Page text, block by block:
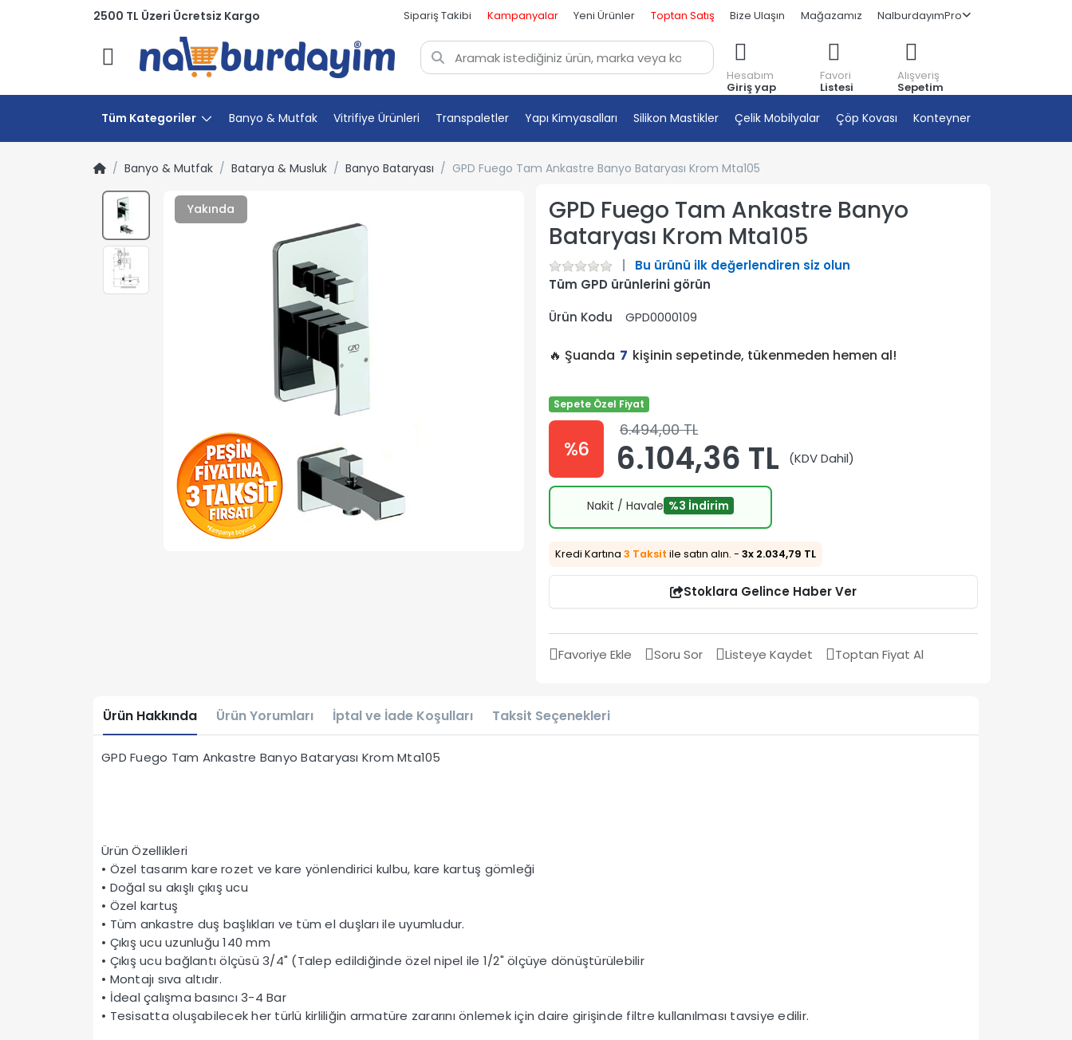
2500 TL Üzeri Ücretsiz Kargo Sipariş Takibi Kampanyalar Yeni Ürünler Toptan Satış Bize Ulaşın Mağazamız NalburdayımPro
Menü
Hesabım
Giriş yap
Favori
Listesi
Alışveriş
Sepetim
Tüm Kategoriler Banyo & Mutfak Vitrifiye Ürünleri Transpaletler Yapı Kimyasalları Silikon Mastikler Çelik Mobilyalar Çöp Kovası Konteyner
Banyo & Mutfak Batarya & Musluk Banyo Bataryası GPD Fuego Tam Ankastre Banyo Bataryası Krom Mta105
Yakında
GPD Fuego Tam Ankastre Banyo
Bataryası Krom Mta105
Bu ürünü ilk değerlendiren siz olun
Tüm GPD ürünlerini görün
Ürün Kodu
GPD0000109
🔥 Şuanda 7 kişinin sepetinde, tükenmeden hemen al!
Sepete Özel Fiyat
%6
6.494,00 TL
6.104,36 TL (KDV Dahil)
Nakit / Havale %3 İndirim
Kredi Kartına 3 Taksit ile satın alın. - 3x 2.034,79 TL
Stoklara Gelince Haber Ver
Favoriye Ekle Soru Sor Listeye Kaydet Toptan Fiyat Al
Ürün Hakkında Ürün Yorumları İptal ve İade Koşulları Taksit Seçenekleri
GPD Fuego Tam Ankastre Banyo Bataryası Krom Mta105
Ürün Özellikleri
• Özel tasarım kare rozet ve kare yönlendirici kulbu, kare kartuş gömleği
• Doğal su akışlı çıkış ucu
• Özel kartuş
• Tüm ankastre duş başlıkları ve tüm el duşları ile uyumludur.
• Çıkış ucu uzunluğu 140 mm
• Çıkış ucu bağlantı ölçüsü 3/4" (Talep edildiğinde özel nipel ile 1/2" ölçüye dönüştürülebilir
• Montajı sıva altıdır.
• İdeal çalışma basıncı 3-4 Bar
• Tesisatta oluşabilecek her türlü kirliliğin armatüre zararını önlemek için daire girişinde filtre kullanılması tavsiye edilir.